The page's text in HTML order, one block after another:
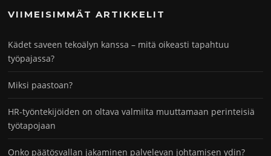
VIIMEISIMMÄT ARTIKKELIT
Kädet saveen tekoälyn kanssa – mitä oikeasti tapahtuu
työpajassa?
Miksi paastoan?
HR-työntekijöiden on oltava valmiita muuttamaan perinteisiä
työtapojaan
Onko päätösvallan jakaminen palvelevan johtamisen ydin?